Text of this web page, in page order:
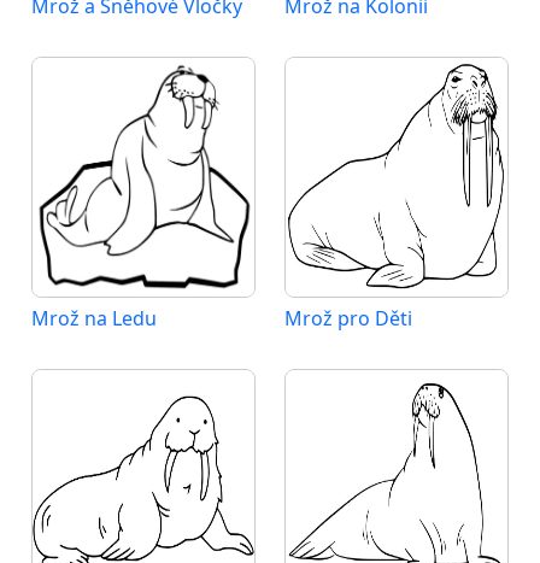
Mrož a Sněhové Vločky Mrož na Kolonii
Mrož na Ledu Mrož pro Děti